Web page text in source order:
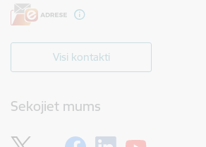
Visi kontakti
Sekojiet mums